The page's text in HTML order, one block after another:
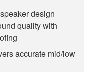
design
quality with
accurate mid/low